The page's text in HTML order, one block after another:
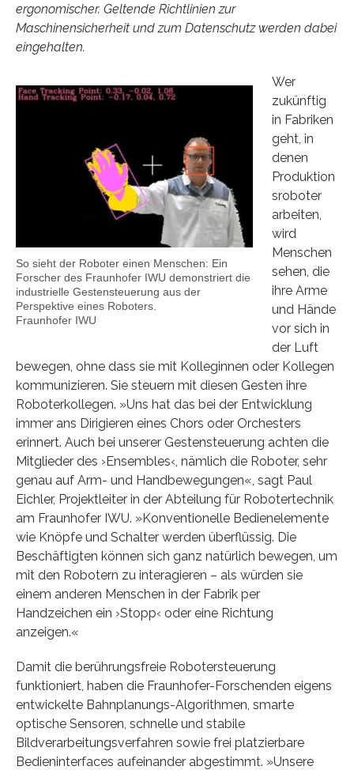
ergonomischer. Geltende Richtlinien zur
Maschinensicherheit und zum Datenschutz werden dabei
eingehalten.
So sieht der Roboter einen Menschen: Ein
Forscher des Fraunhofer IWU demonstriert die
industrielle Gestensteuerung aus der
Perspektive eines Roboters.
Fraunhofer IWU
Wer
zukünftig
in Fabriken
geht, in
denen
Produktion
sroboter
arbeiten,
wird
Menschen
sehen, die
ihre Arme
und Hände
vor sich in
der Luft
bewegen, ohne dass sie mit Kolleginnen oder Kollegen
kommunizieren. Sie steuern mit diesen Gesten ihre
Roboterkollegen. »Uns hat das bei der Entwicklung
immer ans Dirigieren eines Chors oder Orchesters
erinnert. Auch bei unserer Gestensteuerung achten die
Mitglieder des ›Ensembles‹, nämlich die Roboter, sehr
genau auf Arm- und Handbewegungen«, sagt Paul
Eichler, Projektleiter in der Abteilung für Robotertechnik
am Fraunhofer IWU. »Konventionelle Bedienelemente
wie Knöpfe und Schalter werden überflüssig. Die
Beschäftigten können sich ganz natürlich bewegen, um
mit den Robotern zu interagieren – als würden sie
einem anderen Menschen in der Fabrik per
Handzeichen ein ›Stopp‹ oder eine Richtung
anzeigen.«
Damit die berührungsfreie Robotersteuerung
funktioniert, haben die Fraunhofer-Forschenden eigens
entwickelte Bahnplanungs-Algorithmen, smarte
optische Sensoren, schnelle und stabile
Bildverarbeitungsverfahren sowie frei platzierbare
Bedieninterfaces aufeinander abgestimmt. »Unsere